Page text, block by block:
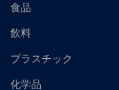
食品
飲料
プラスチック
化学品